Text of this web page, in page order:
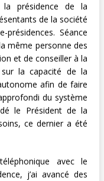
la présidence de la
de la société
Séance
même personne des
et de conseiller à la
la capacité de la
afin de faire
du système
le Président de la
ce dernier a été
avec le
j’ai avancé des